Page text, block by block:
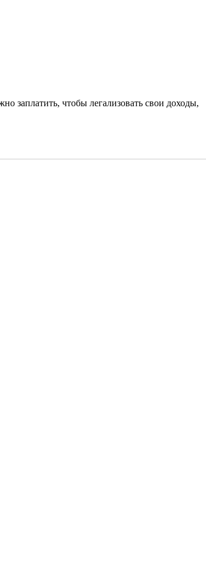
заплатить, чтобы легализовать свои доходы,